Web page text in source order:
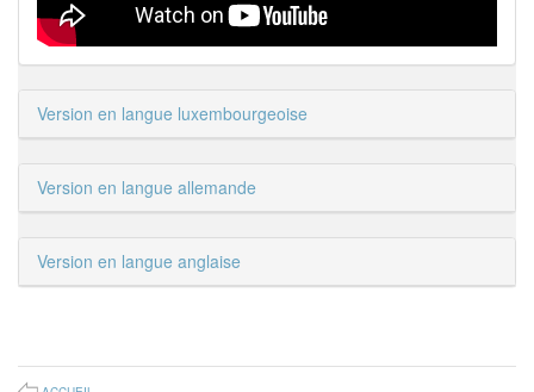
Version en langue luxembourgeoise
Version en langue allemande
Version en langue anglaise